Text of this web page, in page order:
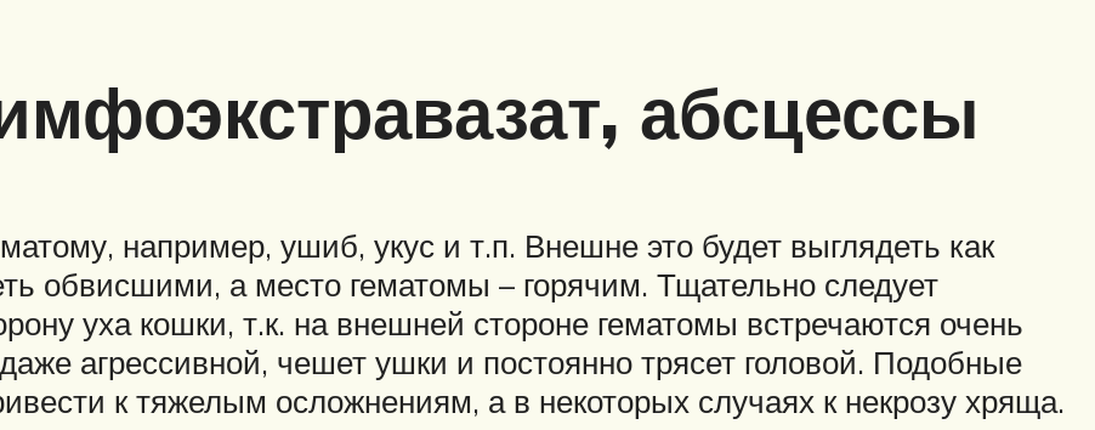
абсцессы
например, ушиб, укус и т.п. Внешне это будет выглядеть как
обвисшими, а место гематомы – горячим. Тщательно следует
уха кошки, т.к. на внешней стороне гематомы встречаются очень
агрессивной, чешет ушки и постоянно трясет головой. Подобные
к тяжелым осложнениям, а в некоторых случаях к некрозу хряща.